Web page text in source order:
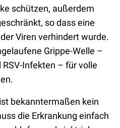
schützen, außerdem
so dass eine
Viren verhindert wurde.
Grippe-Welle –
Infekten – für volle
bekanntermaßen kein
die Erkrankung einfach